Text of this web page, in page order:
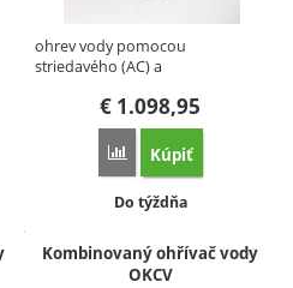
ohrev vody pomocou
striedavého (AC) a
€ 1.098,95
Porovnať
Kúpiť
Dostupnosť:
Do týždňa
Kombinovaný ohřívač vody
OKCV